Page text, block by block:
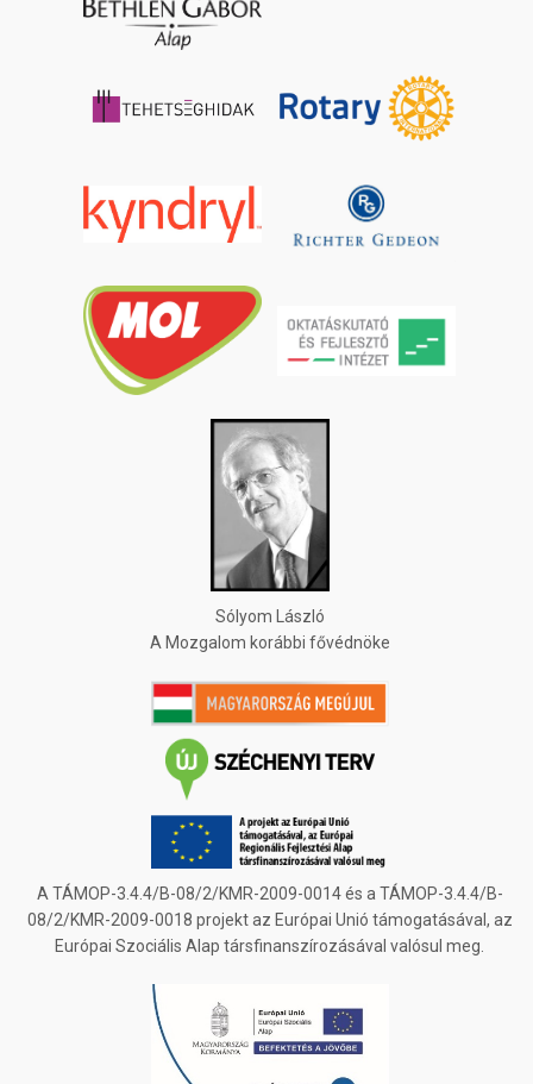
Sólyom László
A Mozgalom korábbi fővédnöke
A TÁMOP-3.4.4/B-08/2/KMR-2009-0014 és a TÁMOP-3.4.4/B-
08/2/KMR-2009-0018 projekt az Európai Unió támogatásával, az
Európai Szociális Alap társfinanszírozásával valósul meg.